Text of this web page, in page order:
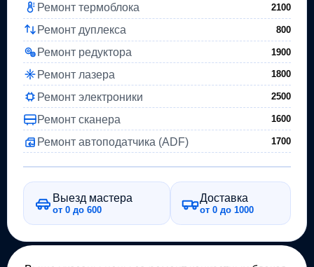
Ремонт термоблока 2100
Ремонт дуплекса 800
Ремонт редуктора 1900
Ремонт лазера 1800
Ремонт электроники 2500
Ремонт сканера 1600
Ремонт автоподатчика (ADF) 1700
Выезд мастера
от 0 до 600
Доставка
от 0 до 1000